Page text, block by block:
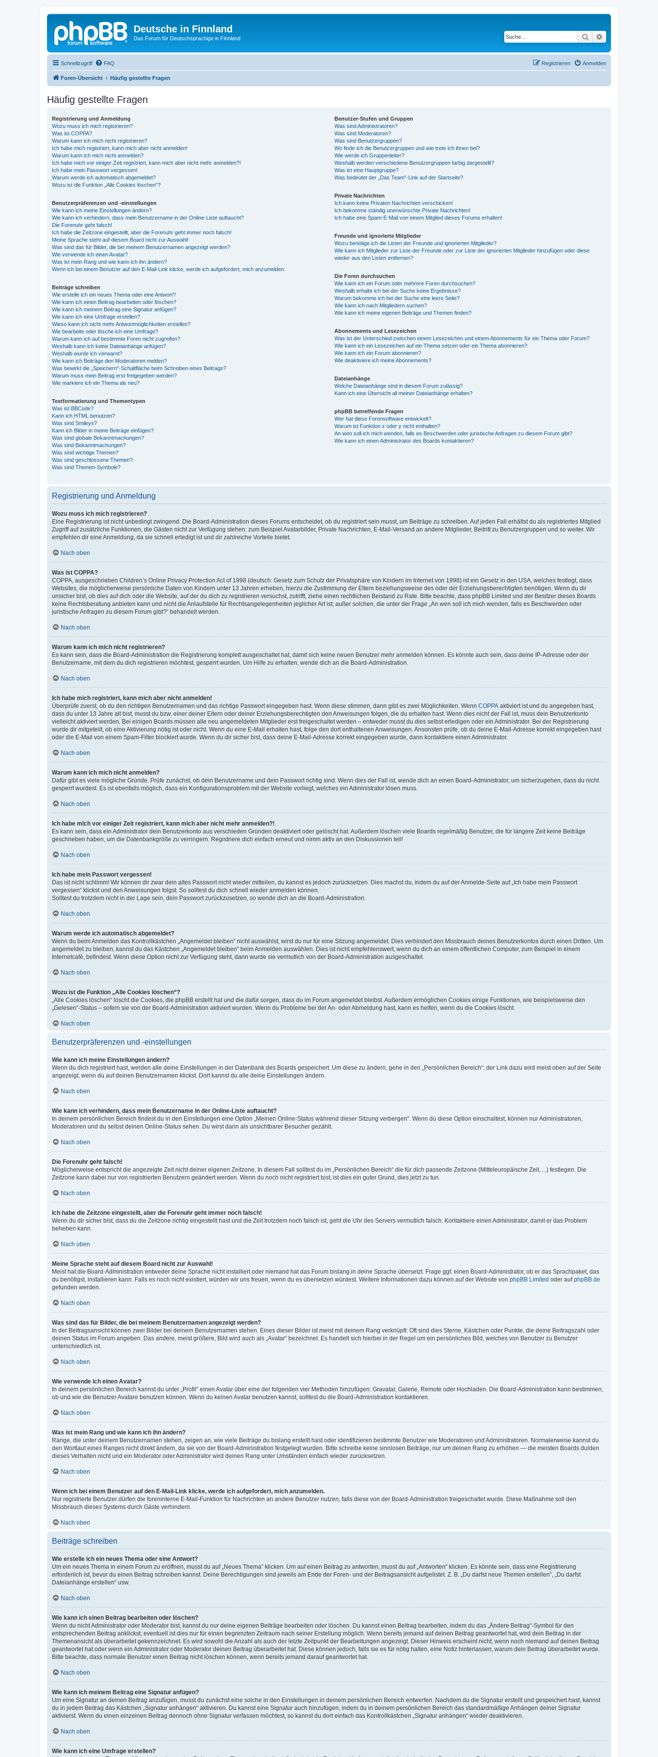
Deutsche in Finnland
Das Forum für Deutschsprachige in Finnland Suche
Schnellzugriff FAQ Anmelden
Registrieren
Foren-Übersicht Häufig gestellte Fragen
Häufig gestellte Fragen
Registrierung und Anmeldung
Wozu muss ich mich registrieren?
Was ist COPPA?
Warum kann ich mich nicht registrieren?
Ich habe mich registriert, kann mich aber nicht anmelden!
Warum kann ich mich nicht anmelden?
Ich habe mich vor einiger Zeit registriert, kann mich aber nicht mehr anmelden?!
Ich habe mein Passwort vergessen!
Warum werde ich automatisch abgemeldet?
Wozu ist die Funktion „Alle Cookies löschen“?
Benutzerpräferenzen und -einstellungen
Wie kann ich meine Einstellungen ändern?
Wie kann ich verhindern, dass mein Benutzername in der Online-Liste auftaucht?
Die Forenuhr geht falsch!
Ich habe die Zeitzone eingestellt, aber die Forenuhr geht immer noch falsch!
Meine Sprache steht auf diesem Board nicht zur Auswahl!
Was sind das für Bilder, die bei meinem Benutzernamen angezeigt werden?
Wie verwende ich einen Avatar?
Was ist mein Rang und wie kann ich ihn ändern?
Wenn ich bei einem Benutzer auf den E-Mail-Link klicke, werde ich aufgefordert, mich anzumelden.
Beiträge schreiben
Wie erstelle ich ein neues Thema oder eine Antwort?
Wie kann ich einen Beitrag bearbeiten oder löschen?
Wie kann ich meinem Beitrag eine Signatur anfügen?
Wie kann ich eine Umfrage erstellen?
Wieso kann ich nicht mehr Antwortmöglichkeiten erstellen?
Wie bearbeite oder lösche ich eine Umfrage?
Warum kann ich auf bestimmte Foren nicht zugreifen?
Weshalb kann ich keine Dateianhänge anfügen?
Weshalb wurde ich verwarnt?
Wie kann ich Beiträge den Moderatoren melden?
Was bewirkt die „Speichern“-Schaltfläche beim Schreiben eines Beitrags?
Warum muss mein Beitrag erst freigegeben werden?
Wie markiere ich ein Thema als neu?
Textformatierung und Thementypen
Was ist BBCode?
Kann ich HTML benutzen?
Was sind Smileys?
Kann ich Bilder in meine Beiträge einfügen?
Was sind globale Bekanntmachungen?
Was sind Bekanntmachungen?
Was sind wichtige Themen?
Was sind geschlossene Themen?
Was sind Themen-Symbole?
Benutzer-Stufen und Gruppen
Was sind Administratoren?
Was sind Moderatoren?
Was sind Benutzergruppen?
Wo finde ich die Benutzergruppen und wie trete ich ihnen bei?
Wie werde ich Gruppenleiter?
Weshalb werden verschiedene Benutzergruppen farbig dargestellt?
Was ist eine Hauptgruppe?
Was bedeutet der „Das Team“-Link auf der Startseite?
Private Nachrichten
Ich kann keine Privaten Nachrichten verschicken!
Ich bekomme ständig unerwünschte Private Nachrichten!
Ich habe eine Spam-E-Mail von einem Mitglied dieses Forums erhalten!
Freunde und ignorierte Mitglieder
Wozu benötige ich die Listen der Freunde und ignorierten Mitglieder?
Wie kann ich Mitglieder zur Liste der Freunde oder zur Liste der ignorierten Mitglieder hinzufügen oder diese
wieder aus den Listen entfernen?
Die Foren durchsuchen
Wie kann ich ein Forum oder mehrere Foren durchsuchen?
Weshalb erhalte ich bei der Suche keine Ergebnisse?
Warum bekomme ich bei der Suche eine leere Seite?
Wie kann ich nach Mitgliedern suchen?
Wie kann ich meine eigenen Beiträge und Themen finden?
Abonnements und Lesezeichen
Was ist der Unterschied zwischen einem Lesezeichen und einem Abonnements für ein Thema oder Forum?
Wie kann ich ein Lesezeichen auf ein Thema setzen oder ein Thema abonnieren?
Wie kann ich ein Forum abonnieren?
Wie deaktiviere ich meine Abonnements?
Dateianhänge
Welche Dateianhänge sind in diesem Forum zulässig?
Kann ich eine Übersicht all meiner Dateianhänge erhalten?
phpBB betreffende Fragen
Wer hat diese Forensoftware entwickelt?
Warum ist Funktion x oder y nicht enthalten?
An wen soll ich mich wenden, falls es Beschwerden oder juristische Anfragen zu diesem Forum gibt?
Wie kann ich einen Administrator des Boards kontaktieren?
Registrierung und Anmeldung
Wozu muss ich mich registrieren?
Eine Registrierung ist nicht unbedingt zwingend. Die Board-Administration dieses Forums entscheidet, ob du registriert sein musst, um Beiträge zu schreiben. Auf jeden Fall erhältst du als registriertes Mitglied
Zugriff auf zusätzliche Funktionen, die Gästen nicht zur Verfügung stehen: zum Beispiel Avatarbilder, Private Nachrichten, E-Mail-Versand an andere Mitglieder, Beitritt zu Benutzergruppen und so weiter. Wir
empfehlen dir eine Anmeldung, da sie schnell erledigt ist und dir zahlreiche Vorteile bietet.
Nach oben
Was ist COPPA?
COPPA, ausgeschrieben Children’s Online Privacy Protection Act of 1998 (deutsch: Gesetz zum Schutz der Privatsphäre von Kindern im Internet von 1998) ist ein Gesetz in den USA, welches festlegt, dass
Websites, die möglicherweise persönliche Daten von Kindern unter 13 Jahren erheben, hierzu die Zustimmung der Eltern beziehungsweise des oder der Erziehungsberechtigten benötigen. Wenn du dir
unsicher bist, ob dies auf dich oder die Website, auf der du dich zu registrieren versuchst, zutrifft, ziehe einen rechtlichen Beistand zu Rate. Bitte beachte, dass phpBB Limited und der Besitzer dieses Boards
keine Rechtsberatung anbieten kann und nicht die Anlaufstelle für Rechtsangelegenheiten jeglicher Art ist; außer solchen, die unter der Frage „An wen soll ich mich wenden, falls es Beschwerden oder
juristische Anfragen zu diesem Forum gibt?“ behandelt werden.
Nach oben
Warum kann ich mich nicht registrieren?
Es kann sein, dass die Board-Administration die Registrierung komplett ausgeschaltet hat, damit sich keine neuen Benutzer mehr anmelden können. Es könnte auch sein, dass deine IP-Adresse oder der
Benutzername, mit dem du dich registrieren möchtest, gesperrt wurden. Um Hilfe zu erhalten, wende dich an die Board-Administration.
Nach oben
Ich habe mich registriert, kann mich aber nicht anmelden!
Überprüfe zuerst, ob du den richtigen Benutzernamen und das richtige Passwort eingegeben hast. Wenn diese stimmen, dann gibt es zwei Möglichkeiten. Wenn COPPA aktiviert ist und du angegeben hast,
dass du unter 13 Jahre alt bist, musst du bzw. einer deiner Eltern oder deiner Erziehungsberechtigten den Anweisungen folgen, die du erhalten hast. Wenn dies nicht der Fall ist, muss dein Benutzerkonto
vielleicht aktiviert werden. Bei einigen Boards müssen alle neu angemeldeten Mitglieder erst freigeschaltet werden – entweder musst du dies selbst erledigen oder ein Administrator. Bei der Registrierung
wurde dir mitgeteilt, ob eine Aktivierung nötig ist oder nicht. Wenn du eine E-Mail erhalten hast, folge den dort enthaltenen Anweisungen. Ansonsten prüfe, ob du deine E-Mail-Adresse korrekt eingegeben hast
oder die E-Mail von einem Spam-Filter blockiert wurde. Wenn du dir sicher bist, dass deine E-Mail-Adresse korrekt eingegeben wurde, dann kontaktiere einen Administrator.
Nach oben
Warum kann ich mich nicht anmelden?
Dafür gibt es viele mögliche Gründe. Prüfe zunächst, ob dein Benutzername und dein Passwort richtig sind. Wenn dies der Fall ist, wende dich an einen Board-Administrator, um sicherzugehen, dass du nicht
gesperrt wurdest. Es ist ebenfalls möglich, dass ein Konfigurationsproblem mit der Website vorliegt, welches ein Administrator lösen muss.
Nach oben
Ich habe mich vor einiger Zeit registriert, kann mich aber nicht mehr anmelden?!
Es kann sein, dass ein Administrator dein Benutzerkonto aus verschieden Gründen deaktiviert oder gelöscht hat. Außerdem löschen viele Boards regelmäßig Benutzer, die für längere Zeit keine Beiträge
geschrieben haben, um die Datenbankgröße zu verringern. Registriere dich einfach erneut und nimm aktiv an den Diskussionen teil!
Nach oben
Ich habe mein Passwort vergessen!
Das ist nicht schlimm! Wir können dir zwar dein altes Passwort nicht wieder mitteilen, du kannst es jedoch zurücksetzen. Dies machst du, indem du auf der Anmelde-Seite auf „Ich habe mein Passwort
vergessen“ klickst und den Anweisungen folgst. So solltest du dich schnell wieder anmelden können.
Solltest du trotzdem nicht in der Lage sein, dein Passwort zurückzusetzen, so wende dich an die Board-Administration.
Nach oben
Warum werde ich automatisch abgemeldet?
Wenn du beim Anmelden das Kontrollkästchen „Angemeldet bleiben“ nicht auswählst, wirst du nur für eine Sitzung angemeldet. Dies verhindert den Missbrauch deines Benutzerkontos durch einen Dritten. Um
angemeldet zu bleiben, kannst du das Kästchen „Angemeldet bleiben“ beim Anmelden auswählen. Dies ist nicht empfehlenswert, wenn du dich an einem öffentlichen Computer, zum Beispiel in einem
Internetcafé, befindest. Wenn diese Option nicht zur Verfügung steht, dann wurde sie vermutlich von der Board-Administration ausgeschaltet.
Nach oben
Wozu ist die Funktion „Alle Cookies löschen“?
„Alle Cookies löschen“ löscht die Cookies, die phpBB erstellt hat und die dafür sorgen, dass du im Forum angemeldet bleibst. Außerdem ermöglichen Cookies einige Funktionen, wie beispielsweise den
„Gelesen“-Status – sofern sie von der Board-Administration aktiviert wurden. Wenn du Probleme bei der An- oder Abmeldung hast, kann es helfen, wenn du die Cookies löscht.
Nach oben
Benutzerpräferenzen und -einstellungen
Wie kann ich meine Einstellungen ändern?
Wenn du dich registriert hast, werden alle deine Einstellungen in der Datenbank des Boards gespeichert. Um diese zu ändern, gehe in den „Persönlichen Bereich“; der Link dazu wird meist oben auf der Seite
angezeigt, wenn du auf deinen Benutzernamen klickst. Dort kannst du alle deine Einstellungen ändern.
Nach oben
Wie kann ich verhindern, dass mein Benutzername in der Online-Liste auftaucht?
In deinem persönlichen Bereich findest du in den Einstellungen eine Option „Meinen Online-Status während dieser Sitzung verbergen“. Wenn du diese Option einschaltest, können nur Administratoren,
Moderatoren und du selbst deinen Online-Status sehen. Du wirst dann als unsichtbarer Besucher gezählt.
Nach oben
Die Forenuhr geht falsch!
Möglicherweise entspricht die angezeigte Zeit nicht deiner eigenen Zeitzone. In diesem Fall solltest du im „Persönlichen Bereich“ die für dich passende Zeitzone (Mitteleuropäische Zeit, ...) festlegen. Die
Zeitzone kann dabei nur von registrierten Benutzern geändert werden. Wenn du noch nicht registriert bist, ist dies ein guter Grund, dies jetzt zu tun.
Nach oben
Ich habe die Zeitzone eingestellt, aber die Forenuhr geht immer noch falsch!
Wenn du dir sicher bist, dass du die Zeitzone richtig eingestellt hast und die Zeit trotzdem noch falsch ist, geht die Uhr des Servers vermutlich falsch. Kontaktiere einen Administrator, damit er das Problem
beheben kann.
Nach oben
Meine Sprache steht auf diesem Board nicht zur Auswahl!
Meist hat die Board-Administration entweder deine Sprache nicht installiert oder niemand hat das Forum bislang in deine Sprache übersetzt. Frage ggf. einen Board-Administrator, ob er das Sprachpaket, das
du benötigst, installieren kann. Falls es noch nicht existiert, würden wir uns freuen, wenn du es übersetzen würdest. Weitere Informationen dazu können auf der Website von phpBB Limited oder aufphpBB.de
gefunden werden.
Nach oben
Was sind das für Bilder, die bei meinem Benutzernamen angezeigt werden?
In der Beitragsansicht können zwei Bilder bei deinem Benutzernamen stehen. Eines dieser Bilder ist meist mit deinem Rang verknüpft: Oft sind dies Sterne, Kästchen oder Punkte, die deine Beitragszahl oder
deinen Status im Forum angeben. Das andere, meist größere, Bild wird auch als „Avatar“ bezeichnet. Es handelt sich hierbei in der Regel um ein persönliches Bild, welches von Benutzer zu Benutzer
unterschiedlich ist.
Nach oben
Wie verwende ich einen Avatar?
In deinem persönlichen Bereich kannst du unter „Profil“ einen Avatar über eine der folgenden vier Methoden hinzufügen: Gravatar, Galerie, Remote oder Hochladen. Die Board-Administration kann bestimmen,
ob und wie die Benutzer Avatare benutzen können. Wenn du keinen Avatar benutzen kannst, solltest du die Board-Administration kontaktieren.
Nach oben
Was ist mein Rang und wie kann ich ihn ändern?
Ränge, die unter deinem Benutzernamen stehen, zeigen an, wie viele Beiträge du bislang erstellt hast oder identifizieren bestimmte Benutzer wie Moderatoren und Administratoren. Normalerweise kannst du
den Wortlaut eines Ranges nicht direkt ändern, da sie von der Board-Administration festgelegt wurden. Bitte schreibe keine sinnlosen Beiträge, nur um deinen Rang zu erhöhen — die meisten Boards dulden
dieses Verhalten nicht und ein Moderator oder Administrator wird deinen Rang unter Umständen einfach wieder zurücksetzen.
Nach oben
Wenn ich bei einem Benutzer auf den E-Mail-Link klicke, werde ich aufgefordert, mich anzumelden.
Nur registrierte Benutzer dürfen die foreninterne E-Mail-Funktion für Nachrichten an andere Benutzer nutzen, falls diese von der Board-Administration freigeschaltet wurde. Diese Maßnahme soll den
Missbrauch dieses Systems durch Gäste verhindern.
Nach oben
Beiträge schreiben
Wie erstelle ich ein neues Thema oder eine Antwort?
Um ein neues Thema in einem Forum zu eröffnen, musst du auf „Neues Thema“ klicken. Um auf einen Beitrag zu antworten, musst du auf „Antworten“ klicken. Es könnte sein, dass eine Registrierung
erforderlich ist, bevor du einen Beitrag schreiben kannst. Deine Berechtigungen sind jeweils am Ende der Foren- und der Beitragsansicht aufgelistet. Z. B. „Du darfst neue Themen erstellen“, „Du darfst
Dateianhänge erstellen“ usw.
Nach oben
Wie kann ich einen Beitrag bearbeiten oder löschen?
Wenn du nicht Administrator oder Moderator bist, kannst du nur deine eigenen Beiträge bearbeiten oder löschen. Du kannst einen Beitrag bearbeiten, indem du das „Ändere Beitrag“-Symbol für den
entsprechenden Beitrag anklickst; eventuell ist dies nur für einen begrenzten Zeitraum nach seiner Erstellung möglich. Wenn bereits jemand auf deinen Beitrag geantwortet hat, wird dein Beitrag in der
Themenansicht als überarbeitet gekennzeichnet. Es wird sowohl die Anzahl als auch der letzte Zeitpunkt der Bearbeitungen angezeigt. Dieser Hinweis erscheint nicht, wenn noch niemand auf deinen Beitrag
geantwortet hat oder wenn ein Administrator oder Moderator deinen Beitrag überarbeitet hat. Diese können jedoch, falls sie es für nötig halten, eine Notiz hinterlassen, warum dein Beitrag überarbeitet wurde.
Bitte beachte, dass normale Benutzer einen Beitrag nicht löschen können, wenn bereits jemand darauf geantwortet hat.
Nach oben
Wie kann ich meinem Beitrag eine Signatur anfügen?
Um eine Signatur an deinen Beitrag anzufügen, musst du zunächst eine solche in den Einstellungen in deinem persönlichen Bereich entwerfen. Nachdem du die Signatur erstellt und gespeichert hast, kannst
du in jedem Beitrag das Kästchen „Signatur anhängen“ aktivieren. Du kannst eine Signatur auch hinzufügen, indem du in deinem persönlichen Bereich das standardmäßige Anhängen deiner Signatur
aktivierst. Wenn du einen einzelnen Beitrag dennoch ohne Signatur verfassen möchtest, so kannst du dort einfach das Kontrollkästchen „Signatur anhängen“ wieder deaktivieren.
Nach oben
Wie kann ich eine Umfrage erstellen?